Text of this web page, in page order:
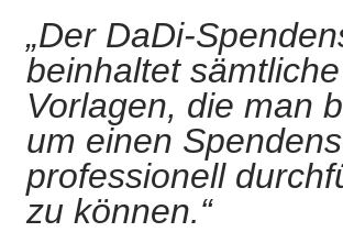
„Der DaDi-
beinhaltet sämtliche
Vorlagen, die man
um einen
professionell
zu können.“